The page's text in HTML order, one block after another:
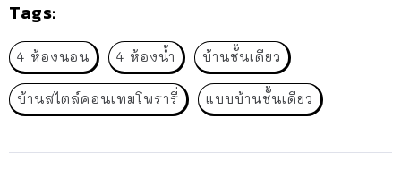
Tags:
4 ห้องนอน 4 ห้องน้ำ บ้านชั้นเดียว
บ้านสไตล์คอนเทมโพรารี่ แบบบ้านชั้นเดียว